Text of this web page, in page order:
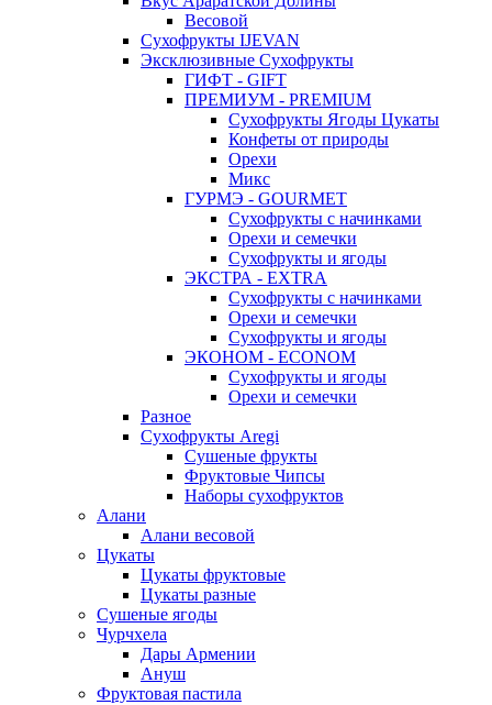
Весовой
Сухофрукты IJEVAN
Эксклюзивные Сухофрукты
ГИФТ - GIFT
ПРЕМИУМ - PREMIUM
Сухофрукты Ягоды Цукаты
Конфеты от природы
Орехи
Микс
ГУРМЭ - GOURMET
Сухофрукты с начинками
Орехи и семечки
Сухофрукты и ягоды
ЭКСТРА - EXTRA
Сухофрукты с начинками
Орехи и семечки
Сухофрукты и ягоды
ЭКОНОМ - ECONOM
Сухофрукты и ягоды
Орехи и семечки
Разное
Сухофрукты Aregi
Сушеные фрукты
Фруктовые Чипсы
Наборы сухофруктов
Алани
Алани весовой
Цукаты
Цукаты фруктовые
Цукаты разные
Сушеные ягоды
Чурчхела
Дары Армении
Ануш
Фруктовая пастила